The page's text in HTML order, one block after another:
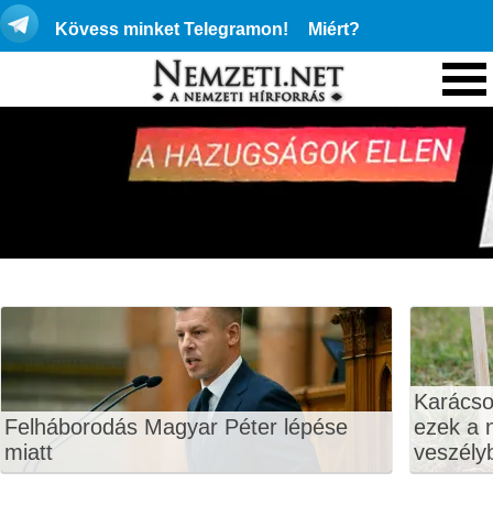
Kövess minket Telegramon! Miért?
Felháborodás Magyar Péter lépése
miatt
ezek a